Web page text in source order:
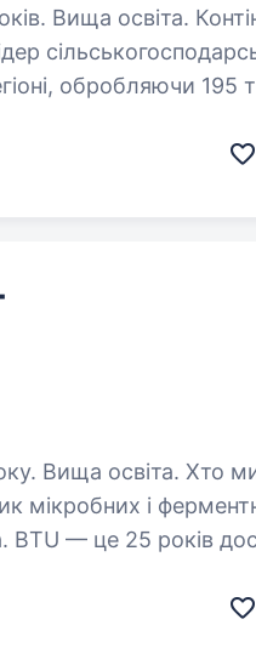
освіта. Контінентал
обробляючи 195
освіта. Хто ми?BTU
мікробних і
BTU — це 25 років